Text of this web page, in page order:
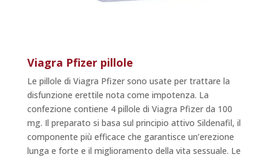
Viagra Pfizer pillole
Le pillole di Viagra Pfizer sono usate per trattare la
disfunzione erettile nota come impotenza. La
confezione contiene 4 pillole di Viagra Pfizer da 100
mg. Il preparato si basa sul principio attivo Sildenafil, il
componente più efficace che garantisce un’erezione
lunga e forte e il miglioramento della vita sessuale. Le